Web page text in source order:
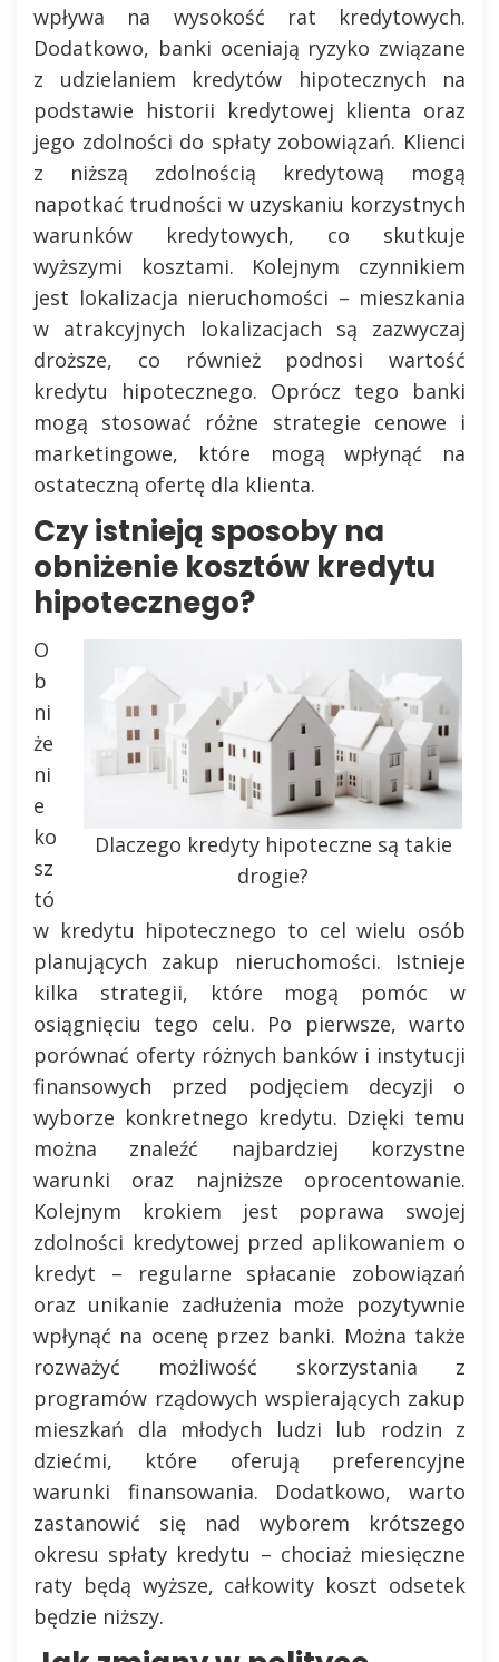
wpływa na wysokość rat kredytowych.
Dodatkowo, banki oceniają ryzyko związane
z udzielaniem kredytów hipotecznych na
podstawie historii kredytowej klienta oraz
jego zdolności do spłaty zobowiązań. Klienci
z niższą zdolnością kredytową mogą
napotkać trudności w uzyskaniu korzystnych
warunków kredytowych, co skutkuje
wyższymi kosztami. Kolejnym czynnikiem
jest lokalizacja nieruchomości – mieszkania
w atrakcyjnych lokalizacjach są zazwyczaj
droższe, co również podnosi wartość
kredytu hipotecznego. Oprócz tego banki
mogą stosować różne strategie cenowe i
marketingowe, które mogą wpłynąć na
ostateczną ofertę dla klienta.
Czy istnieją sposoby na
obniżenie kosztów kredytu
hipotecznego?
Dlaczego kredyty hipoteczne są takie
drogie?
O
b
ni
że
ni
e
ko
sz
tó
w kredytu hipotecznego to cel wielu osób
planujących zakup nieruchomości. Istnieje
kilka strategii, które mogą pomóc w
osiągnięciu tego celu. Po pierwsze, warto
porównać oferty różnych banków i instytucji
finansowych przed podjęciem decyzji o
wyborze konkretnego kredytu. Dzięki temu
można znaleźć najbardziej korzystne
warunki oraz najniższe oprocentowanie.
Kolejnym krokiem jest poprawa swojej
zdolności kredytowej przed aplikowaniem o
kredyt – regularne spłacanie zobowiązań
oraz unikanie zadłużenia może pozytywnie
wpłynąć na ocenę przez banki. Można także
rozważyć możliwość skorzystania z
programów rządowych wspierających zakup
mieszkań dla młodych ludzi lub rodzin z
dziećmi, które oferują preferencyjne
warunki finansowania. Dodatkowo, warto
zastanowić się nad wyborem krótszego
okresu spłaty kredytu – chociaż miesięczne
raty będą wyższe, całkowity koszt odsetek
będzie niższy.